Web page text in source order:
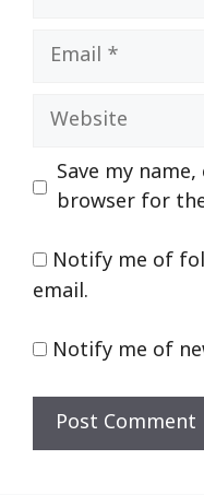
Email
Website
Save my
browser for
Notify me of
email.
Notify me of